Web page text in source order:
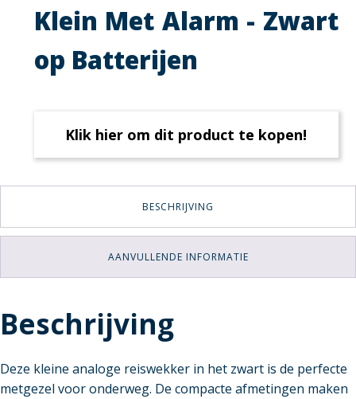
Klein Met Alarm - Zwart
op Batterijen
Klik hier om dit product te kopen!
BESCHRIJVING
AANVULLENDE INFORMATIE
Beschrijving
Deze kleine analoge reiswekker in het zwart is de perfecte
metgezel voor onderweg. De compacte afmetingen maken